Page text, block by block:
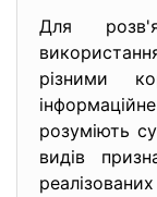
Для
різними
розуміють
видів